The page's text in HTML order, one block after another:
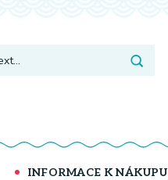
INFORMACE K NÁKUPU